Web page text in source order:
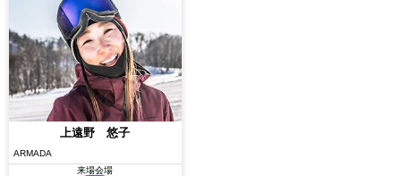
上遠野 悠子
ARMADA
来場会場